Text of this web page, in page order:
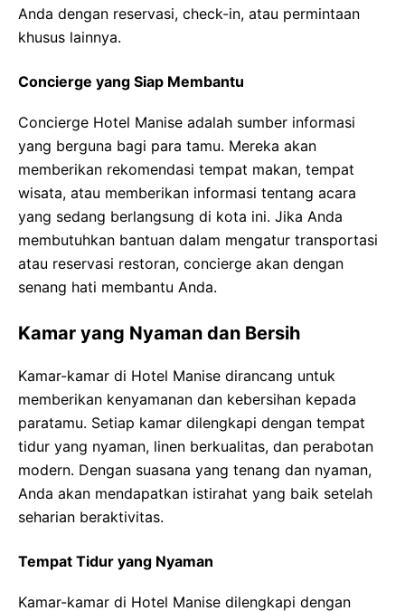
Anda dengan reservasi, check-in, atau permintaan
khusus lainnya.
Concierge yang Siap Membantu
Concierge Hotel Manise adalah sumber informasi
yang berguna bagi para tamu. Mereka akan
memberikan rekomendasi tempat makan, tempat
wisata, atau memberikan informasi tentang acara
yang sedang berlangsung di kota ini. Jika Anda
membutuhkan bantuan dalam mengatur transportasi
atau reservasi restoran, concierge akan dengan
senang hati membantu Anda.
Kamar yang Nyaman dan Bersih
Kamar-kamar di Hotel Manise dirancang untuk
memberikan kenyamanan dan kebersihan kepada
paratamu. Setiap kamar dilengkapi dengan tempat
tidur yang nyaman, linen berkualitas, dan perabotan
modern. Dengan suasana yang tenang dan nyaman,
Anda akan mendapatkan istirahat yang baik setelah
seharian beraktivitas.
Tempat Tidur yang Nyaman
Kamar-kamar di Hotel Manise dilengkapi dengan